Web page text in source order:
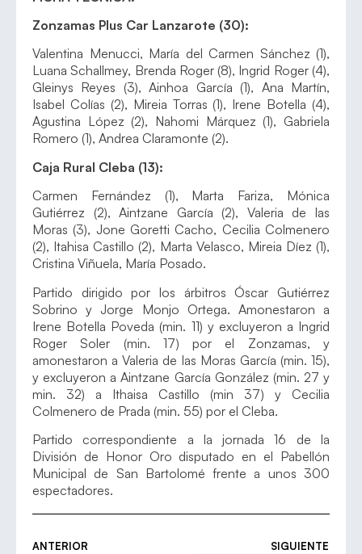
Zonzamas Plus Car Lanzarote (30):
Valentina Menucci, María del Carmen Sánchez (1),
Luana Schallmey, Brenda Roger (8), Ingrid Roger (4),
Gleinys Reyes (3), Ainhoa García (1), Ana Martín,
Isabel Colías (2), Mireia Torras (1), Irene Botella (4),
Agustina López (2), Nahomi Márquez (1), Gabriela
Romero (1), Andrea Claramonte (2).
Caja Rural Cleba (13):
Carmen Fernández (1), Marta Fariza, Mónica
Gutiérrez (2), Aintzane García (2), Valeria de las
Moras (3), Jone Goretti Cacho, Cecilia Colmenero
(2), Itahisa Castillo (2), Marta Velasco, Mireia Díez (1),
Cristina Viñuela, María Posado.
Partido dirigido por los árbitros Óscar Gutiérrez
Sobrino y Jorge Monjo Ortega. Amonestaron a
Irene Botella Poveda (min. 11) y excluyeron a Ingrid
Roger Soler (min. 17) por el Zonzamas, y
amonestaron a Valeria de las Moras García (min. 15),
y excluyeron a Aintzane García González (min. 27 y
min. 32) a Ithaisa Castillo (min 37) y Cecilia
Colmenero de Prada (min. 55) por el Cleba.
Partido correspondiente a la jornada 16 de la
División de Honor Oro disputado en el Pabellón
Municipal de San Bartolomé frente a unos 300
espectadores.
ANTERIOR SIGUIENTE